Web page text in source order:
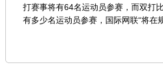
打赛事将有64名运动员参赛，而双打
有多少名运动员参赛，国际网联“将在